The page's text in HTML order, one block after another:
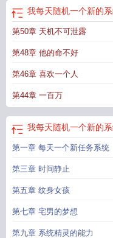
天一个新系统百度百科 每天一
系统无删减
得一个新系统 毎天一个新系统
有新系统
每天都有一个新系统母
统我每天都有一个新系统 每
天一个新系统免费
我每天随机一个新的
第50章 天机不可泄露
第48章 他的命不好
第46章 喜欢一个人
第44章 一百万
我每天随机一个新的
第一章 每天一个新任务系统
第三章 时间静止
第五章 纹身女孩
第七章 宅男的梦想
第九章 系统精灵的能力